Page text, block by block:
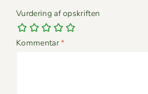
Vurdering af opskriften
Kommentar*